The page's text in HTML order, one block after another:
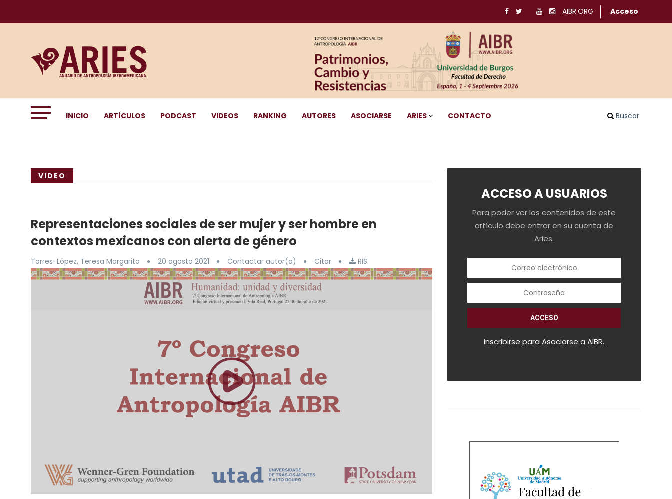
AIBR.ORG Acceso
INICIO ARTÍCULOS PODCAST VIDEOS RANKING AUTORES ASOCIARSE ARIES CONTACTO Buscar
VIDEO
Representaciones sociales de ser mujer y ser hombre en
contextos mexicanos con alerta de género
Torres-López, Teresa Margarita 20 agosto 2021 Contactar autor(a) Citar RIS
ACCESO A USUARIOS
Para poder ver los contenidos de este
artículo debe entrar en su cuenta de
Aries.
Inscribirse para Asociarse a AIBR.